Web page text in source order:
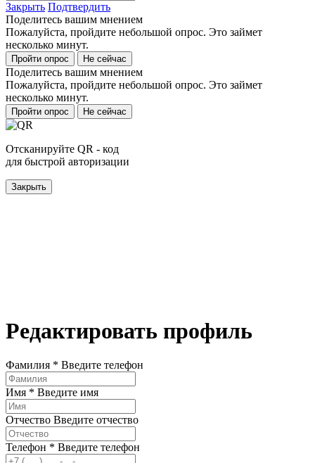
Закрыть Подтвердить
Поделитесь вашим мнением
Пожалуйста, пройдите небольшой опрос. Это займет
несколько минут.
Пройти опрос Не сейчас
Поделитесь вашим мнением
Пожалуйста, пройдите небольшой опрос. Это займет
несколько минут.
Пройти опрос Не сейчас
Отсканируйте QR - код
для быстрой авторизации
Закрыть
Редактировать профиль
Фамилия * Введите телефон
Имя * Введите имя
Отчество Введите отчество
Телефон * Введите телефон